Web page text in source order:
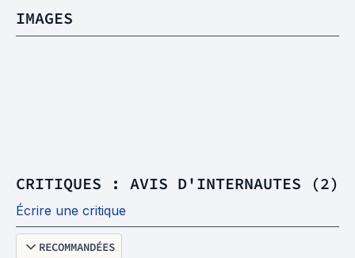
IMAGES
CRITIQUES : AVIS D'INTERNAUTES (2)
Écrire une critique
RECOMMANDÉES